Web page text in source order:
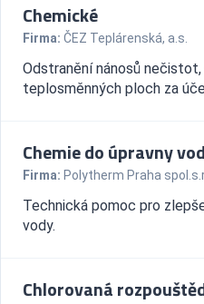
Chemické
Firma: ČEZ Teplárenská, a.s.
Odstranění nánosů
teplosměnných ploch za
Chemie do úpravny vod
Firma: Polytherm Praha
Technická pomoc pro
vody.
Chlorovaná